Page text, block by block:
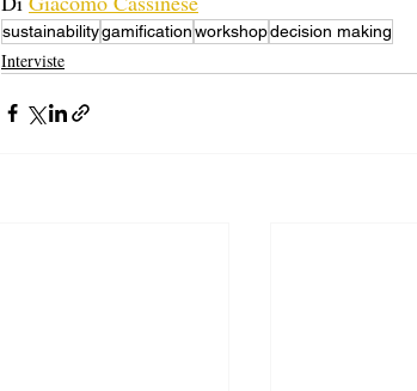
sustainabilitygamificationworkshopdecision making
Interviste